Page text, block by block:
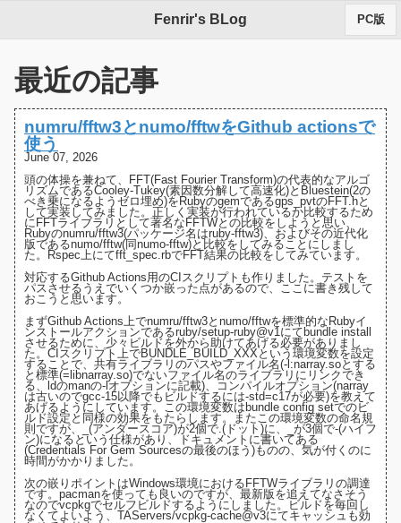
Fenrir's BLog PC版
最近の記事
numru/fftw3とnumo/fftwをGithub actionsで
使う
June 07, 2026
頭の体操を兼ねて、FFT(Fast Fourier Transform)の代表的なアルゴ
リズムであるCooley-Tukey(素因数分解して高速化)と Bluestein(2の
べき乗になるようゼロ埋め)をRubyのgemであるgps_pvtのFFT.hと
して実装してみました。正しく実装が行われているか比較するため
にFFTライブラリとして著名な FFTWとの比較をしようと思い、
Rubyのnumru/fftw3(パッケージ名はruby-fftw3)、およびその近代化
版であるnumo/fftw(同numo-fftw)と比較をしてみることにしまし
た。Rspec上にてfft_spec.rbでFFT結果の比較をしてみています。
対応するGithub Actions用のCIスクリプト も作りました。テストを
パスさせるうえでいくつか嵌った点があるので、ここに書き残して
おこうと思います。
まずGithub Actions上でnumru/fftw3とnumo/fftwを標準的なRubyイ
ンストールアクションであるruby/setup-ruby@v1にてbundle install
させるために、少々ビルドを外から助けてあげる必要がありまし
た。 CIスクリプト上でBUNDLE_BUILD_XXXという環境変数を設定
する ことで、共有ライブラリのパスやファイル名(-l:narray.soとする
と標準(=libnarray.so)でないファイル名のライブラリにリンクでき
る、
ldのmanの-lオプションに記載)、コンパイルオプション(narray
は古いのでgcc-15以降でもビルドするには-std=c17が必要)を教えて
あげるようにしています。この環境変数は bundle config setでのビ
ルド設定 と同様の効果をもたらします。またこの環境変数の命名規
則ですが、_(アンダースコア)が2個で.(ドット)に、_が3個で-(ハイフ
ン)になるという仕様があり、 ドキュメントに書いてある
(Credentials For Gem Sourcesの最後のほう)ものの、気が付くのに
時間がかかりました。
次の嵌りポイントはWindows環境におけるFFTWライブラリの調達
です。pacmanを使っても良いのですが、最新版を追えてなさそう
なのでvcpkgでセルフビルドするようにしました。ビルドを毎回し
なくてよいよう、 TAServers/vcpkg-cache@v3にてキャッシュ も効